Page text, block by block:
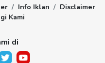
Info Iklan
Disclaimer
Kami
di